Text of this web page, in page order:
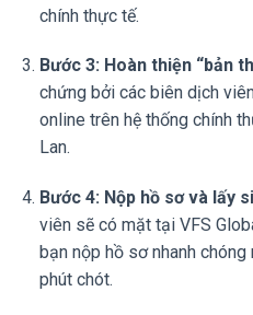
chính thực tế.
Bước 3: Hoàn thiện “bản
chứng bởi các biên dịch
online trên hệ thống chính
Lan.
Bước 4: Nộp hồ sơ và lấy
viên sẽ có mặt tại VFS
bạn nộp hồ sơ nhanh
phút chót.